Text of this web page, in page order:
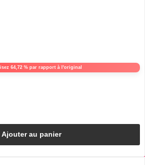
64,72 % par rapport à l'original
Ajouter au panier